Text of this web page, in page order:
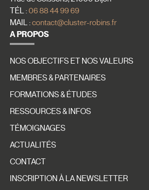
TÉL :06 88 44 99 69
MAIL :contact@cluster-robins.fr
A PROPOS
NOS OBJECTIFS ET NOS VALEURS
MEMBRES & PARTENAIRES
FORMATIONS & ÉTUDES
RESSOURCES & INFOS
TÉMOIGNAGES
ACTUALITÉS
CONTACT
INSCRIPTION À LA NEWSLETTER